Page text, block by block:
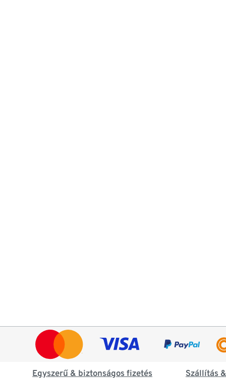
Egyszerű & biztonságos fizetés Szállítás